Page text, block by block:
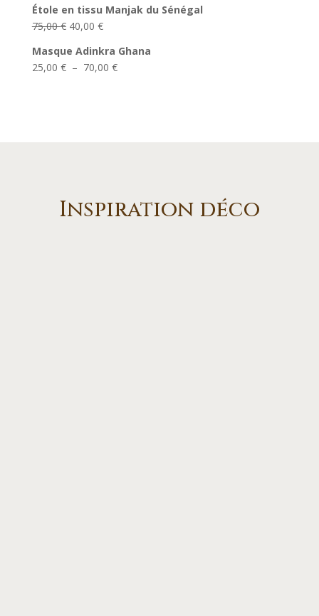
à
prix :
à
60,00 €
Étole en tissu Manjak du Sénégal
75,00€ Le
initial
était :
40,00 €Le
actuel
est :
Masque Adinkra Ghana
25,00 € – 70,00 €Plage
Inspiration déco